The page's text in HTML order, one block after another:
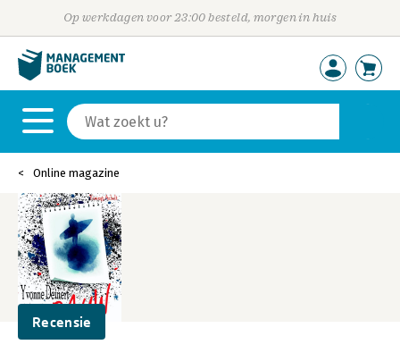
Op werkdagen voor 23:00 besteld, morgen in huis
Online magazine
Recensie